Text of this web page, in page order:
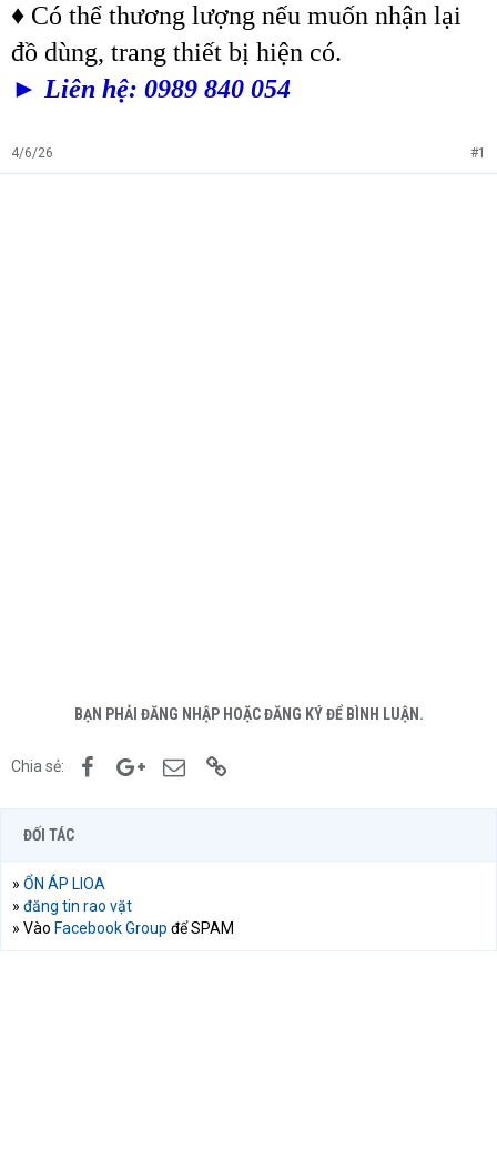
♦ Có thể thương lượng nếu muốn nhận lại
đồ dùng, trang thiết bị hiện có.
► Liên hệ: 0989 840 054
4/6/26 #1
BẠN PHẢI ĐĂNG NHẬP HOẶC ĐĂNG KÝ ĐỂ BÌNH LUẬN.
Chia sẻ: FacebookGoogle+Email
ĐỐI TÁC
» ỔN ÁP LIOA
» đăng tin rao vặt
» Vào Facebook Group để SPAM